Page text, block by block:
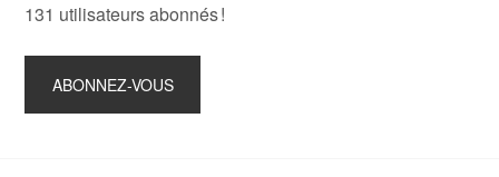
131 utilisateurs abonnés !